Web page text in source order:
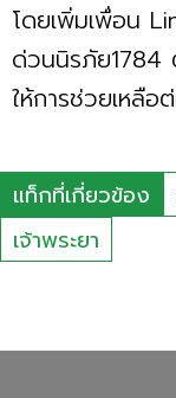
โดยเพิ่มเพื่อน
ด่วนนิรภัย1784
ให้การช่วยเหลือ
แท็กที่เกี่ยวข้อง
เจ้าพระยา